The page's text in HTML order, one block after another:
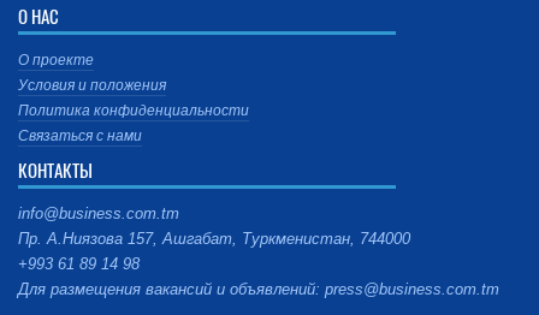
О НАС
О проекте
Условия и положения
Политика конфиденциальности
Связаться с нами
КОНТАКТЫ
info@business.com.tm
Пр. А.Ниязова 157, Ашгабат, Туркменистан, 744000
+993 61 89 14 98
Для размещения вакансий и объявлений: press@business.com.tm